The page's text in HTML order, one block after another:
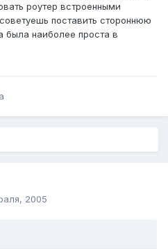
роутер встроенными
поставить стороннюю
была наиболее проста в
2005